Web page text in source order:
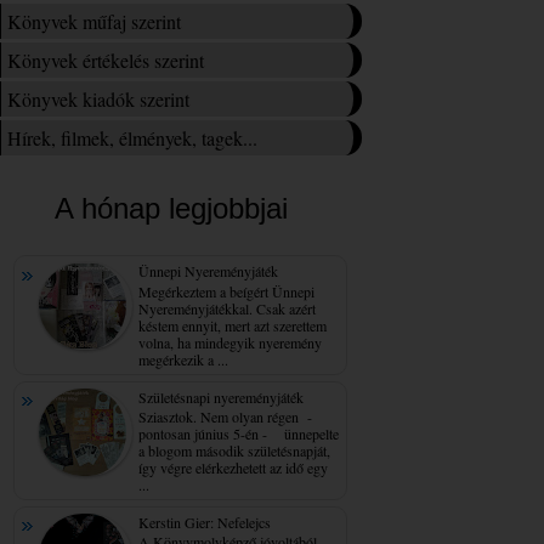
Könyvek műfaj szerint
Könyvek értékelés szerint
Könyvek kiadók szerint
Hírek, filmek, élmények, tagek...
A hónap legjobbjai
Ünnepi Nyereményjáték
Megérkeztem a beígért Ünnepi
Nyereményjátékkal. Csak azért
késtem ennyit, mert azt szerettem
volna, ha mindegyik nyeremény
megérkezik a ...
Születésnapi nyereményjáték
Sziasztok. Nem olyan régen -
pontosan június 5-én - ünnepelte
a blogom második születésnapját,
így végre elérkezhetett az idő egy
Kerstin Gier: Nefelejcs